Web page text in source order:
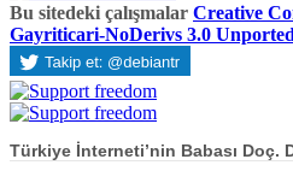
Bu sitedeki çalışmalar Creative
Gayriticari-NoDerivs 3.0
Türkiye İnterneti’nin Babası Doç.